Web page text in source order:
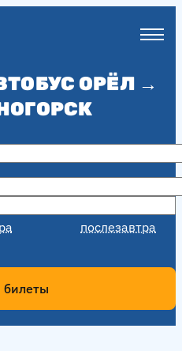
ОРЁЛ →
послезавтра
билеты